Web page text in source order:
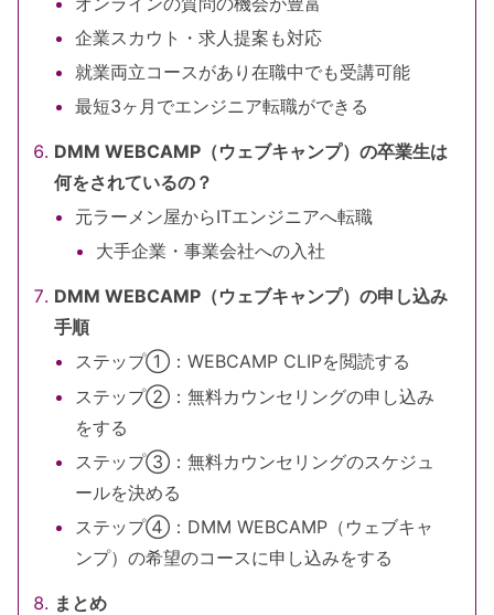
企業スカウト・求人提案も対応
就業両立コースがあり在職中でも受講可能
最短3ヶ月でエンジニア転職ができる
DMM WEBCAMP（ウェブキャンプ）の卒業生は
何をされているの？
元ラーメン屋からITエンジニアへ転職
大手企業・事業会社への入社
DMM WEBCAMP（ウェブキャンプ）の申し込み
手順
ステップ①：WEBCAMP CLIPを閲読する
ステップ②：無料カウンセリングの申し込み
をする
ステップ③：無料カウンセリングのスケジュ
ールを決める
ステップ④：DMM WEBCAMP（ウェブキャ
ンプ）の希望のコースに申し込みをする
まとめ